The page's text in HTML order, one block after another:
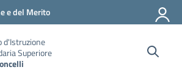
e del Merito
d'Istruzione
Superiore